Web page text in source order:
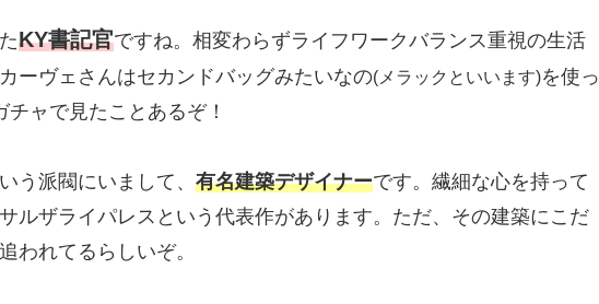
KY書記官ですね。相変わらずライフワークバランス重視の生活
ーヴェさんはセカンドバッグみたいなの(メラックといいます)を使っ
ャで見たことあるぞ！
う派閥にいまして、 有名建築デザイナーです。繊細な心を持って
ルザライパレスという代表作があります。ただ、その建築にこだ
われてるらしいぞ。